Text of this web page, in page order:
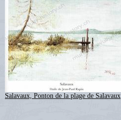
Salavaux, Ponton de la plage de Salavaux